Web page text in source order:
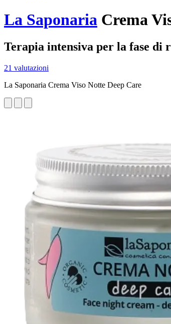
La Saponaria Crema
Terapia intensiva per la fase di
21 valutazioni
La Saponaria Crema Viso Notte Deep Care